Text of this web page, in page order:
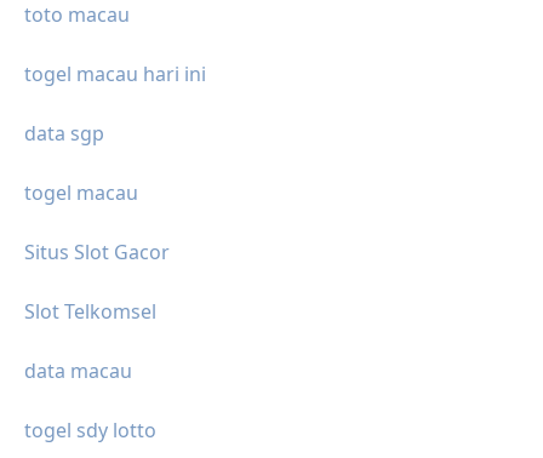
toto macau
togel macau hari ini
data sgp
togel macau
Situs Slot Gacor
Slot Telkomsel
data macau
togel sdy lotto